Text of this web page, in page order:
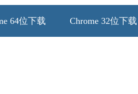
64位下载 Chrome 32位下载